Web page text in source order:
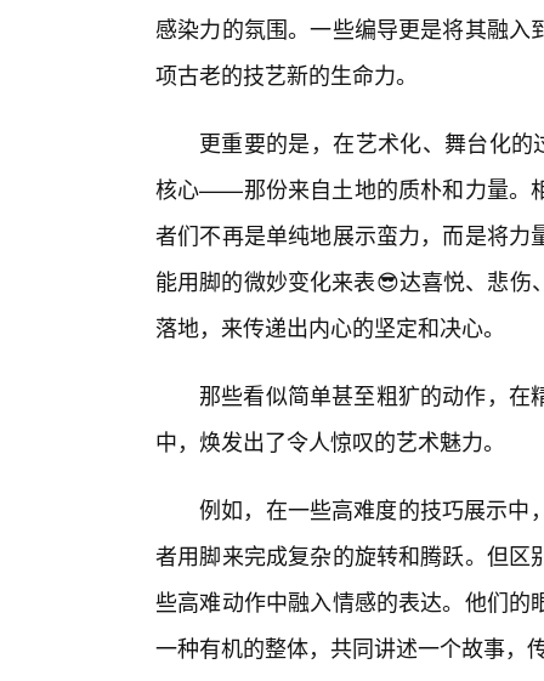
感染力的氛围。一些编导更是将其融
项古老的技艺新的生命力。
更重要的是，在艺术化、舞台化的
核心——那份来自土地的质朴和力量。
者们不再是单纯地展示蛮力，而是将
能用脚的微妙变化来表😎达喜悦、悲
落地，来传递出内心的坚定和决心。
那些看似简单甚至粗犷的动作，
中，焕发出了令人惊叹的艺术魅力。
例如，在一些高难度的技巧展示中
者用脚来完成复杂的旋转和腾跃。但
些高难动作中融入情感的表达。他们
一种有机的整体，共同讲述一个故事，